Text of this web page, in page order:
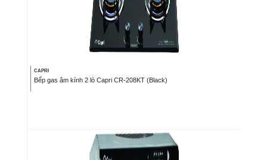
CAPRI
Bếp gas âm kính 2 lò Capri CR-208KT (Black)